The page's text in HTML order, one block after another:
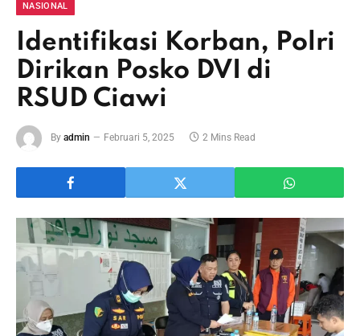
NASIONAL
Identifikasi Korban, Polri
Dirikan Posko DVI di
RSUD Ciawi
By admin Februari 5, 2025 2 Mins Read